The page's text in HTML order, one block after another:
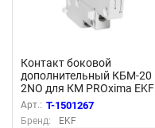
Контакт боковой
дополнительный КБМ-20
2NO для КМ PROxima EKF
km-cs-20
Арт.: T-1501267
Бренд:
EKF